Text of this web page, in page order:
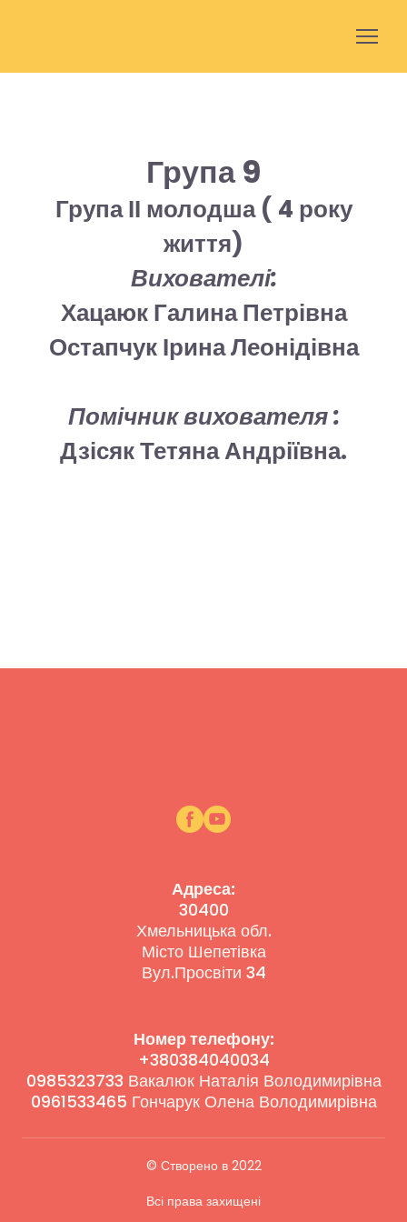
Група 9
Група ІІ молодша ( 4 року
життя)
Вихователі:
Хацаюк Галина Петрівна
Остапчук Ірина Леонідівна
Помічник вихователя :
Дзісяк Тетяна Андріївна.
Адреса:
30400
Хмельницька обл.
Місто Шепетівка
Вул.Просвіти 34
Номер телефону:
+380384040034
0985323733 Вакалюк Наталія Володимирівна
0961533465 Гончарук Олена Володимирівна
© Створено в 2022
Всі права захищені